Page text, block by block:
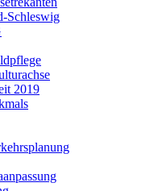
Schleswig
2019